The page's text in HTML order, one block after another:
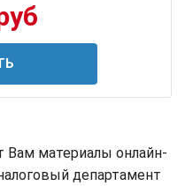
Вам материалы онлайн-
департамент